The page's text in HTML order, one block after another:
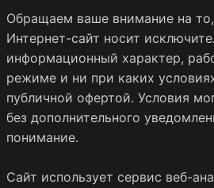
Обращаем ваше внимание на
Интернет-сайт носит
информационный характер,
режиме и ни при каких
публичной офертой. Условия
без дополнительного
понимание.
Сайт использует сервис веб-